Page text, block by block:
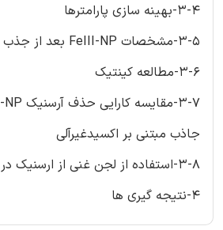
3-4-بهینه سازی پارامترها
3-5-مشخصات FeIII-NP بعد از جذب سطحی آرسنیک
3-6-مطالعه کینتیک
جاذب مبتنی بر اکسیدغیرآلی
3-8-استفاده از لجن غنی از ارسنیک در ترکیب شیشه رنگی
4-نتیجه گیری ها